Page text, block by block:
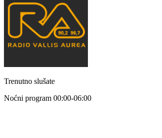
Trenutno slušate
Noćni program 00:00-06:00